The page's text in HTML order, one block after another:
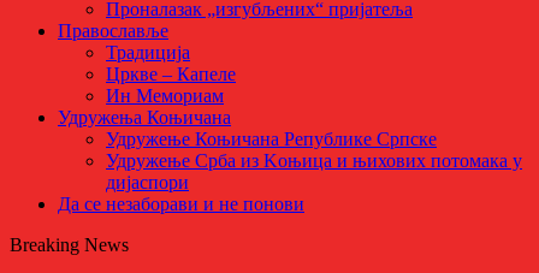
Проналазак „изгубљених“ пријатеља
Православље
Традиција
Цркве – Капеле
Ин Мемориам
Удружења Коњичана
Удружење Коњичана Републике Српске
Удружење Срба из Kоњица и њихових потомака у
дијаспори
Да се незаборави и не понови
Breaking News